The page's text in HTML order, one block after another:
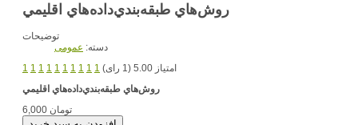
روش‌هاي طبقه‌بندي‌داده‌هاي اقليمي
توضیحات
دسته: عمومی
1 1 1 1 1 1 1 1 1 1
امتیاز 5.00 (1 رای)
روش‌هاي طبقه‌بندي‌داده‌هاي اقليمي
6,000 تومان